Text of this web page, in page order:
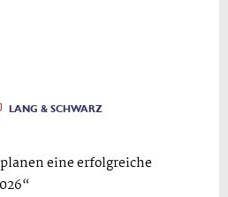
LANG & SCHWARZ
eine erfolgreiche